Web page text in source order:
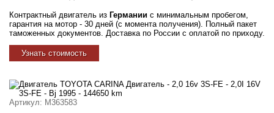
Контрактный двигатель из Германии с минимальным пробегом,
гарантия на мотор - 30 дней (с момента получения). Полный пакет
таможенных документов. Доставка по России с оплатой по приходу.
Узнать стоимость
Артикул: M363583